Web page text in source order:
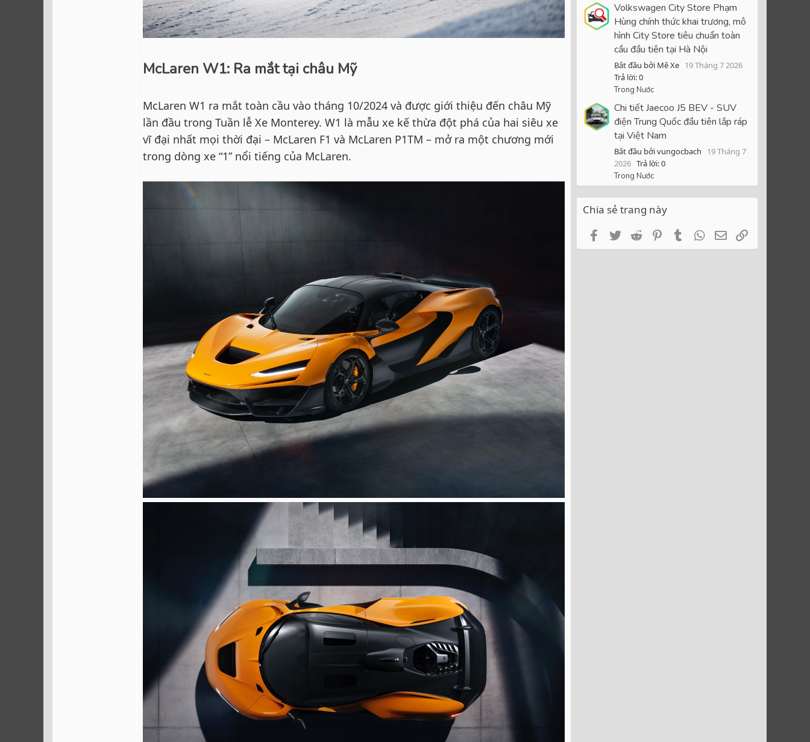
McLaren W1: Ra mắt tại châu Mỹ
McLaren W1 ra mắt toàn cầu vào tháng 10/2024 và được giới thiệu đến châu Mỹ
lần đầu trong Tuần lễ Xe Monterey. W1 là mẫu xe kế thừa đột phá của hai siêu xe
vĩ đại nhất mọi thời đại – McLaren F1 và McLaren P1TM – mở ra một chương mới
trong dòng xe “1” nổi tiếng của McLaren.
Volkswagen City Store Phạm
Hùng chính thức khai trương, mô
hình City Store tiêu chuẩn toàn
cầu đầu tiên tại Hà Nội
Bắt đầu bởi Mê Xe 19 Tháng 7 2026
Trả lời: 0
Trong Nước
Chi tiết Jaecoo J5 BEV - SUV
điện Trung Quốc đầu tiên lắp ráp
tại Việt Nam
Bắt đầu bởi vungocbach
19 Tháng 7
2026 Trả lời: 0
Trong Nước
Chia sẻ trang này
FacebookTwitterRedditPinterestTumblrWhatsApp
Email